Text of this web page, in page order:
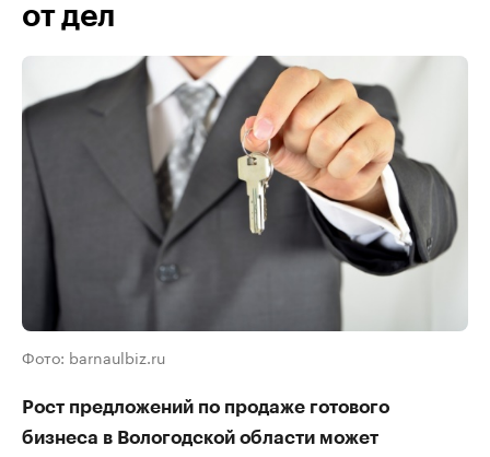
от дел
Фото: barnaulbiz.ru
Рост предложений по продаже готового
бизнеса в Вологодской области может